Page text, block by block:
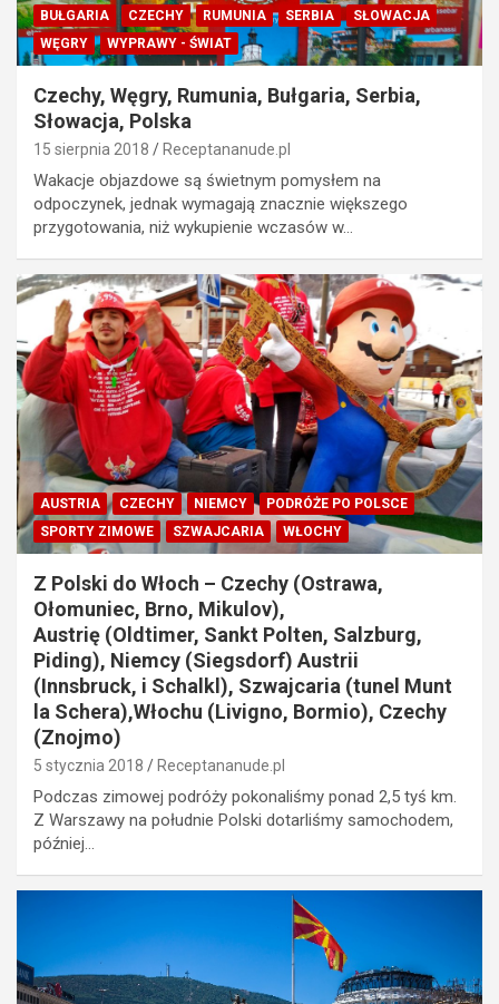
BUŁGARIA CZECHY RUMUNIA SERBIA
SŁOWACJA
WĘGRY
WYPRAWY - ŚWIAT
Czechy, Węgry, Rumunia, Bułgaria, Serbia,
Słowacja, Polska
15 sierpnia 2018 Receptananude.pl
Wakacje objazdowe są świetnym pomysłem na
odpoczynek, jednak wymagają znacznie większego
przygotowania, niż wykupienie wczasów w…
AUSTRIA CZECHY NIEMCY
PODRÓŻE PO POLSCE
SPORTY ZIMOWE
SZWAJCARIA WŁOCHY
Z Polski do Włoch – Czechy (Ostrawa,
Ołomuniec, Brno, Mikulov),
Austrię (Oldtimer, Sankt Polten, Salzburg,
Piding), Niemcy (Siegsdorf) Austrii
(Innsbruck, i Schalkl), Szwajcaria (tunel Munt
la Schera),Włochu (Livigno, Bormio), Czechy
(Znojmo)
5 stycznia 2018 Receptananude.pl
Podczas zimowej podróży pokonaliśmy ponad 2,5 tyś km.
Z Warszawy na południe Polski dotarliśmy samochodem,
później…